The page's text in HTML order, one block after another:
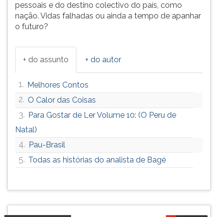
pessoais e do destino colectivo do país, como
nação. Vidas falhadas ou ainda a tempo de apanhar
o futuro?
+ do assunto + do autor
1. Melhores Contos
2. O Calor das Coisas
3. Para Gostar de Ler Volume 10: (O Peru de
Natal)
4. Pau-Brasil
5. Todas as histórias do analista de Bagé